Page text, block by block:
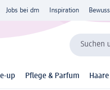
Jobs bei dm Inspiration
Suchen
up Pflege & Parfum Haare